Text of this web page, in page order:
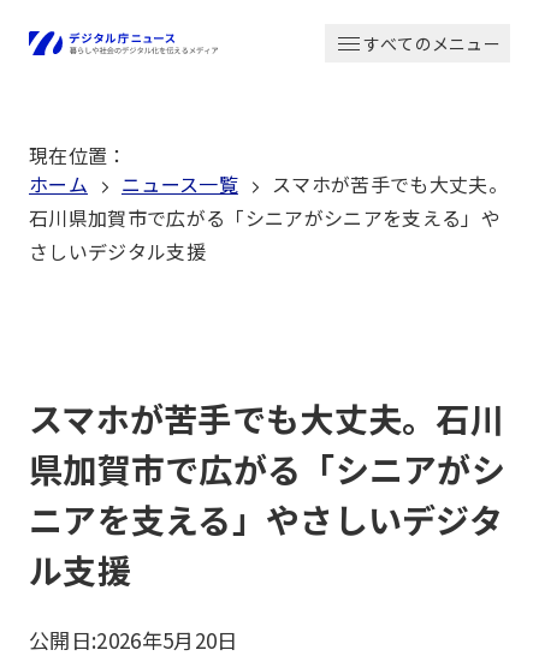
本
文
動
すべてのメニュー
現在位置 ：
ホーム
ニュース一覧
スマホが苦手でも大丈夫。
石川県加賀市で広がる「シニアがシニアを支える」や
さしいデジタル支援
スマホが苦手でも大丈夫。石川
県加賀市で広がる「シニアがシ
ニアを支える」やさしいデジタ
ル支援
公開日:2026年5月20日